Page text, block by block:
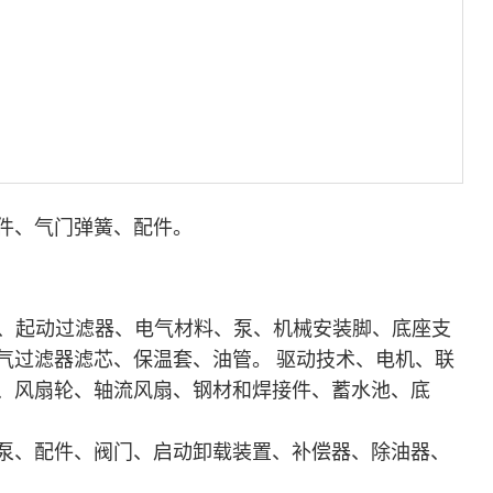
气门弹簧、配件。
起动过滤器、电气材料、泵、机械安装脚、底座支
滤器滤芯、保温套、油管。 驱动技术、电机、联
风扇轮、轴流风扇、钢材和焊接件、蓄水池、底
配件、阀门、启动卸载装置、补偿器、除油器、